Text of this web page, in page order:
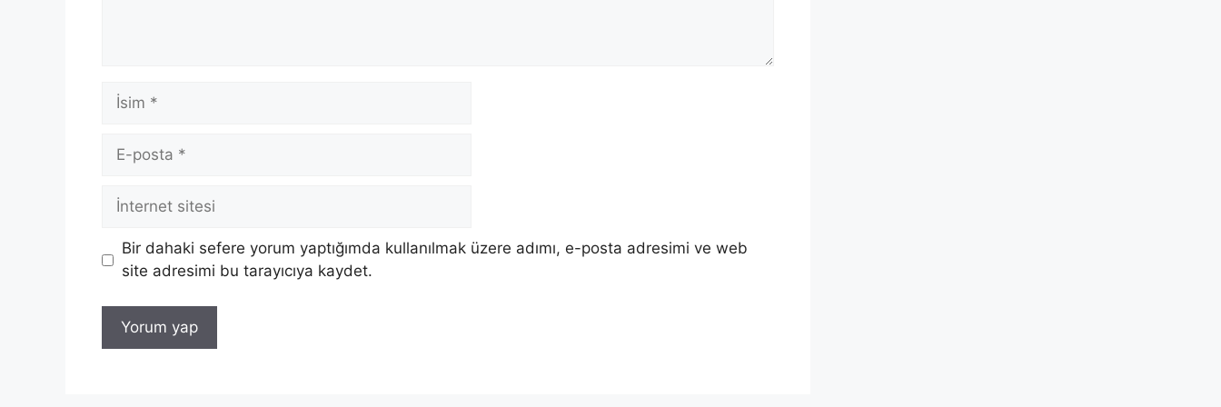
İsim
posta
İnternet
Bir dahaki sefere yorum yaptığımda kullanılmak üzere adımı, e-posta adresimi ve web
site adresimi bu tarayıcıya kaydet.